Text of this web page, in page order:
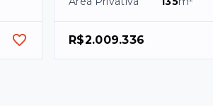
R$2.009.336